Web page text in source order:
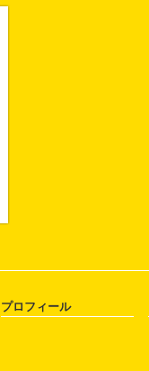
プロフィール